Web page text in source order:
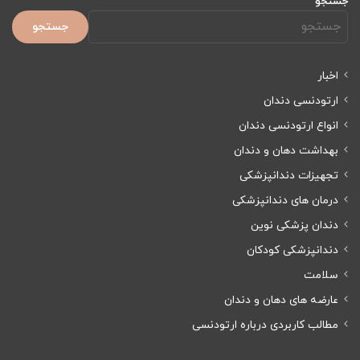
جستجو
اخبار
ارتودنسی دندان
انواع ارتودنسی دندان
بهداشت دهان و دندان
تجهیزات دندانپزشکی
درمان های دندانپزشکی
دندان پزشکی نوین
دندانپزشکی کودکان
سلامت
عارضه های دهان و دندان
مطالب کاربردی درباره ارتودنسی